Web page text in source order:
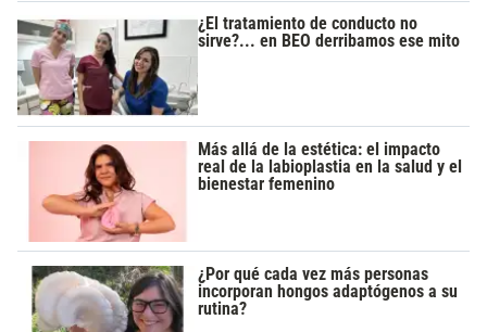
¿El tratamiento de conducto no
sirve?... en BEO derribamos ese mito
Más allá de la estética: el impacto
real de la labioplastia en la salud y el
bienestar femenino
¿Por qué cada vez más personas
incorporan hongos adaptógenos a su
rutina?